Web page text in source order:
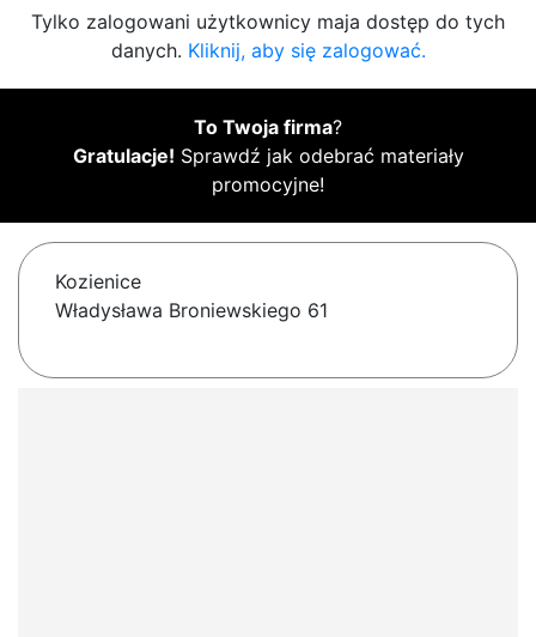
Tylko zalogowani użytkownicy maja dostęp do tych
danych. Kliknij, aby się zalogować.
To Twoja firma?
Gratulacje! Sprawdź jak odebrać materiały
promocyjne!
Kozienice
Władysława Broniewskiego 61